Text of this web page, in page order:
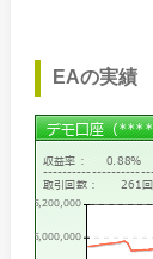
EAの実績